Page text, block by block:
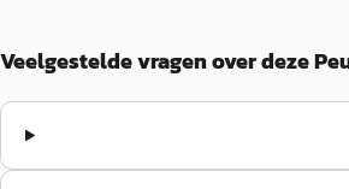
Veelgestelde vragen over deze